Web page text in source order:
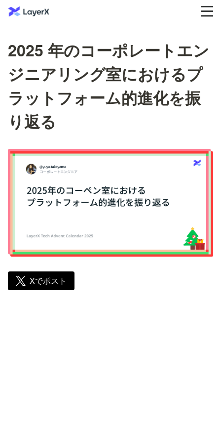
2025 年のコーポレートエン
ジニアリング室におけるプ
ラットフォーム的進化を振
り返る
Xでポスト